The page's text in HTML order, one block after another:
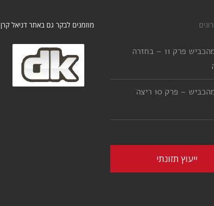
יורדים מהכביש פרק 11 – בחזרה
יורדים מהכביש – פרק 10 ריצה
ייעוץ תזונתי
מוזמנים לבקר גם באתר דניאל קרן